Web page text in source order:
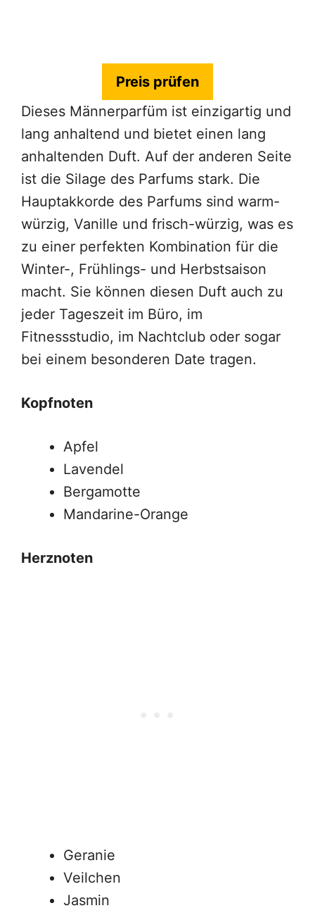
Preis prüfen
Dieses Männerparfüm ist einzigartig und
lang anhaltend und bietet einen lang
anhaltenden Duft. Auf der anderen Seite
ist die Silage des Parfums stark. Die
Hauptakkorde des Parfums sind warm-
würzig, Vanille und frisch-würzig, was es
zu einer perfekten Kombination für die
Winter-, Frühlings- und Herbstsaison
macht. Sie können diesen Duft auch zu
jeder Tageszeit im Büro, im
Fitnessstudio, im Nachtclub oder sogar
bei einem besonderen Date tragen.
Kopfnoten
Apfel
Lavendel
Bergamotte
Mandarine-Orange
Herznoten
Geranie
Veilchen
Jasmin